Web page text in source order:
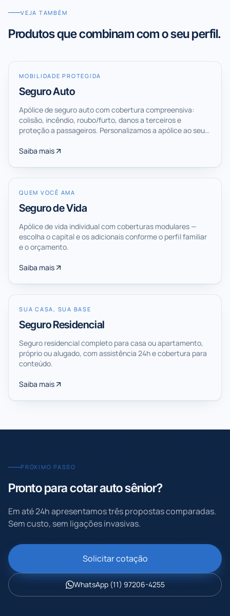
VEJA TAMBÉM
Produtos que combinam com o seu perfil.
MOBILIDADE PROTEGIDA
Seguro Auto
Apólice de seguro auto com cobertura compreensiva:
colisão, incêndio, roubo/furto, danos a terceiros e
proteção a passageiros. Personalizamos a apólice ao seu
de proteção.
Saiba mais
QUEM VOCÊ AMA
Seguro de Vida
Apólice de vida individual com coberturas modulares —
escolha o capital e os adicionais conforme o perfil familiar
e o orçamento.
Saiba mais
SUA CASA, SUA BASE
Seguro Residencial
Seguro residencial completo para casa ou apartamento,
próprio ou alugado, com assistência 24h e cobertura para
conteúdo.
Saiba mais
PRÓXIMO PASSO
Pronto para cotarauto sênior?
Em até 24h apresentamos três propostas comparadas.
Sem custo, sem ligações invasivas.
Solicitar cotação
WhatsApp (11) 97206-4255